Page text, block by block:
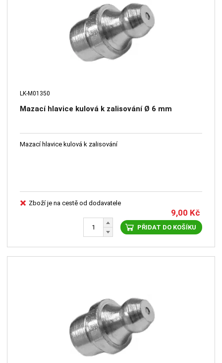
LK-M01350
Mazací hlavice kulová k zalisování Ø 6 mm
Mazací hlavice kulová k zalisování
Zboží je na cestě od dodavatele
9,00 Kč
PŘIDAT DO KOŠÍKU